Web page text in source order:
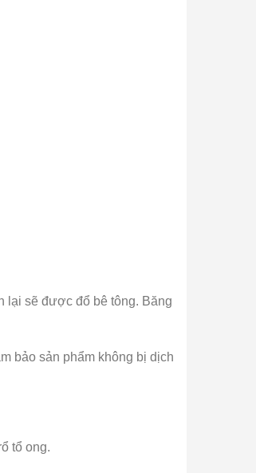
lại sẽ được đổ bê tông. Băng
bảo sản phẩm không bị dịch
tổ ong.